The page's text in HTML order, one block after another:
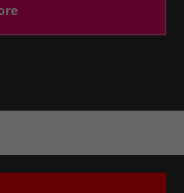
consectetuer
Aenean massa.